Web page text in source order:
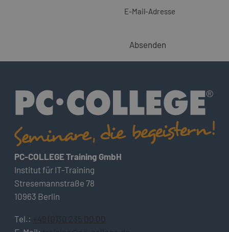
E-Mail-Adresse
Absenden
PC-COLLEGE Training GmbH
Institut für IT-Training
Stresemannstraße 78
10963 Berlin
Tel.: +49 (0)30 235 00 00